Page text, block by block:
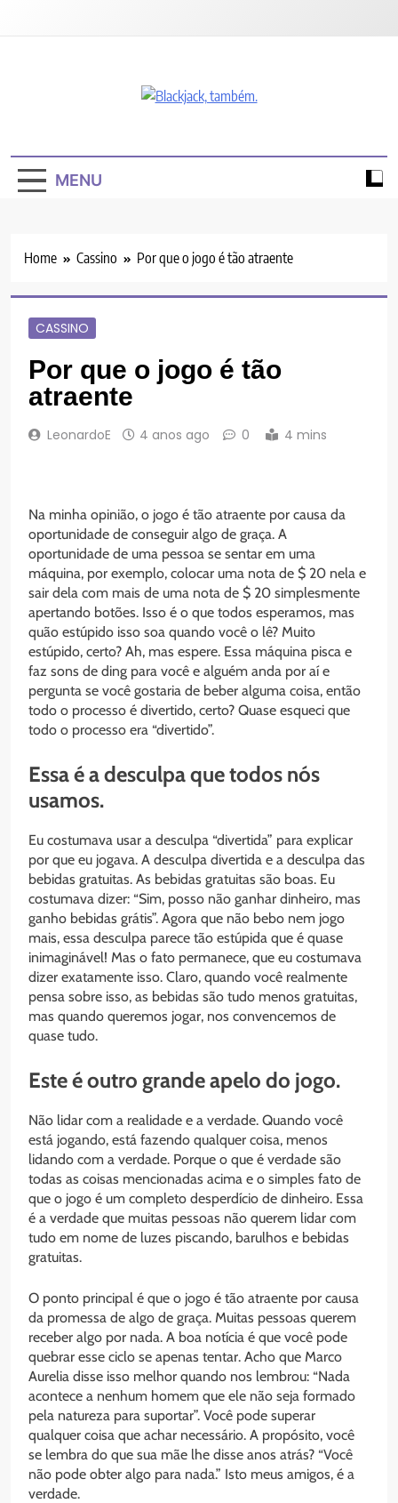
Também.
MENU
Home Cassino Por que o jogo é tão atraente
CASSINO
Por que o jogo é tão
atraente
LeonardoE 4 anos ago 0 4 mins
Na minha opinião, o jogo é tão atraente por causa da
oportunidade de conseguir algo de graça. A
oportunidade de uma pessoa se sentar em uma
máquina, por exemplo, colocar uma nota de $ 20 nela e
sair dela com mais de uma nota de $ 20 simplesmente
apertando botões. Isso é o que todos esperamos, mas
quão estúpido isso soa quando você o lê? Muito
estúpido, certo? Ah, mas espere. Essa máquina pisca e
faz sons de ding para você e alguém anda por aí e
pergunta se você gostaria de beber alguma coisa, então
todo o processo é divertido, certo? Quase esqueci que
todo o processo era “divertido”.
Essa é a desculpa que todos nós
usamos.
Eu costumava usar a desculpa “divertida” para explicar
por que eu jogava. A desculpa divertida e a desculpa das
bebidas gratuitas. As bebidas gratuitas são boas. Eu
costumava dizer: “Sim, posso não ganhar dinheiro, mas
ganho bebidas grátis”. Agora que não bebo nem jogo
mais, essa desculpa parece tão estúpida que é quase
inimaginável! Mas o fato permanece, que eu costumava
dizer exatamente isso. Claro, quando você realmente
pensa sobre isso, as bebidas são tudo menos gratuitas,
mas quando queremos jogar, nos convencemos de
quase tudo.
Este é outro grande apelo do jogo.
Não lidar com a realidade e a verdade. Quando você
está jogando, está fazendo qualquer coisa, menos
lidando com a verdade. Porque o que é verdade são
todas as coisas mencionadas acima e o simples fato de
que o jogo é um completo desperdício de dinheiro. Essa
é a verdade que muitas pessoas não querem lidar com
tudo em nome de luzes piscando, barulhos e bebidas
gratuitas.
O ponto principal é que o jogo é tão atraente por causa
da promessa de algo de graça. Muitas pessoas querem
receber algo por nada. A boa notícia é que você pode
quebrar esse ciclo se apenas tentar. Acho que Marco
Aurelia disse isso melhor quando nos lembrou: “Nada
acontece a nenhum homem que ele não seja formado
pela natureza para suportar”. Você pode superar
qualquer coisa que achar necessário. A propósito, você
se lembra do que sua mãe lhe disse anos atrás? “Você
não pode obter algo para nada.” Isto meus amigos, é a
verdade.